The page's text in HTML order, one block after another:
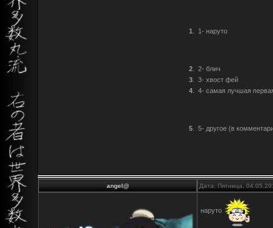
1 1- наруто
2.
2- блич
3.
3- хвост фей
4. 4- самая лучшая
5. 5- другое (в
angel@ Дата: Пятница,
наруто